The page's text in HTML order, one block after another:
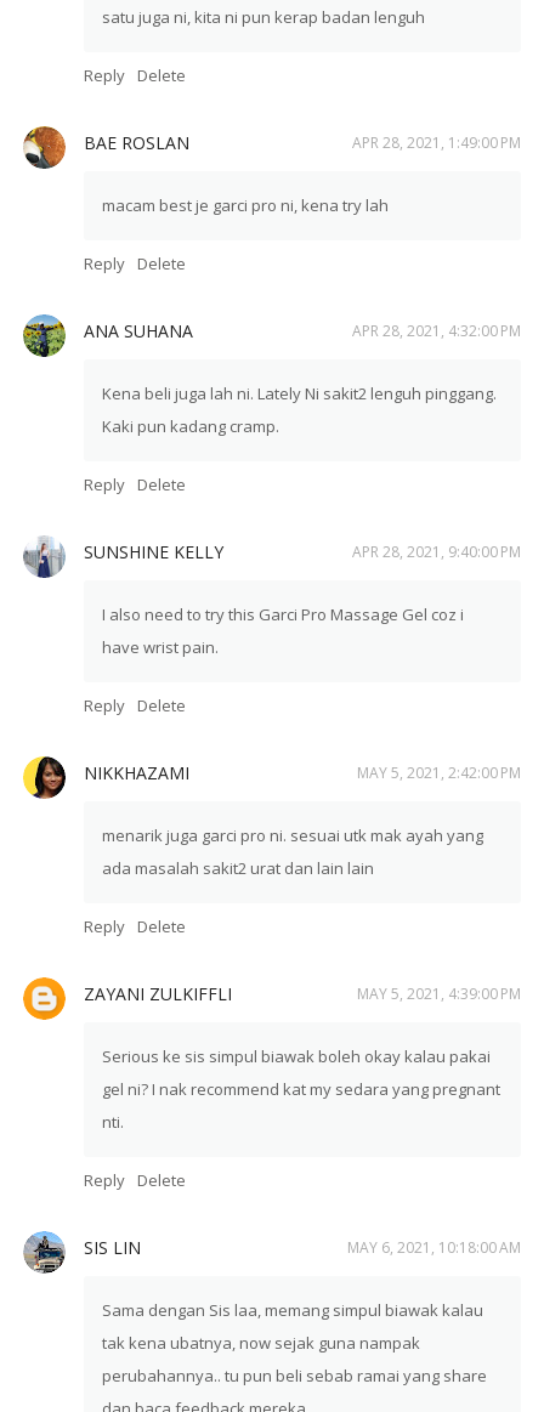
satu juga ni, kita ni pun kerap badan lenguh
Reply Delete
BAE ROSLAN APR 28, 2021, 1:49:00 PM
macam best je garci pro ni, kena try lah
Reply Delete
ANA SUHANA APR 28, 2021, 4:32:00 PM
Kena beli juga lah ni. Lately Ni sakit2 lenguh pinggang.
Kaki pun kadang cramp.
Reply Delete
SUNSHINE KELLY APR 28, 2021, 9:40:00 PM
I also need to try this Garci Pro Massage Gel coz i
have wrist pain.
Reply Delete
NIKKHAZAMI MAY 5, 2021, 2:42:00 PM
menarik juga garci pro ni. sesuai utk mak ayah yang
ada masalah sakit2 urat dan lain lain
Reply Delete
ZAYANI ZULKIFFLI MAY 5, 2021, 4:39:00 PM
Serious ke sis simpul biawak boleh okay kalau pakai
gel ni? I nak recommend kat my sedara yang pregnant
nti.
Reply Delete
SIS LIN MAY 6, 2021, 10:18:00 AM
Sama dengan Sis laa, memang simpul biawak kalau
tak kena ubatnya, now sejak guna nampak
perubahannya.. tu pun beli sebab ramai yang share